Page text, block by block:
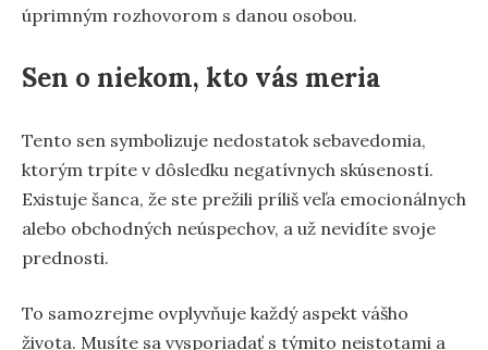
úprimným rozhovorom s danou osobou.
Sen o niekom, kto vás meria
Tento sen symbolizuje nedostatok sebavedomia,
ktorým trpíte v dôsledku negatívnych skúseností.
Existuje šanca, že ste prežili príliš veľa emocionálnych
alebo obchodných neúspechov, a už nevidíte svoje
prednosti.
To samozrejme ovplyvňuje každý aspekt vášho
života. Musíte sa vysporiadať s týmito neistotami a